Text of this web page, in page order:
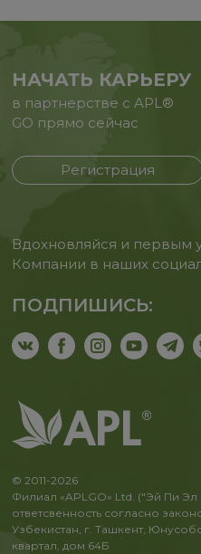
НАЧАТЬ КАРЬЕРУ
в партнерстве с APL®
GO прямо сейчас
Регистрация
Вдохновляйся и первым
Компании в наших
ПОДПИШИСЬ:
© 2011-2026
Филиал «APLGO» Ltd. ("Эй Пи
ответсвенность согласно
Узбекистан, г. Ташкент,
квартал, дом 64Б